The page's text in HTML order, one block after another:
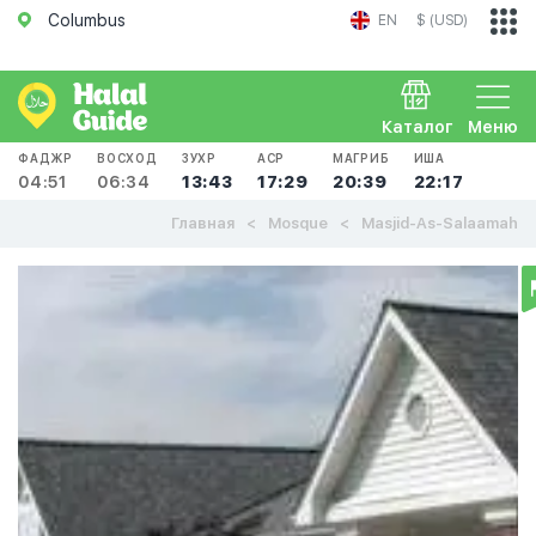
Columbus EN $ (USD)
Меню
Каталог
ФАДЖР
04:51
ВОСХОД
06:34
ЗУХР
13:43
АСР
17:29
МАГРИБ
20:39
ИША
22:17
Главная Mosque Masjid-As-Salaamah